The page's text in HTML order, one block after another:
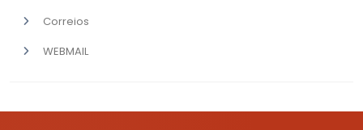
Correios
WEBMAIL